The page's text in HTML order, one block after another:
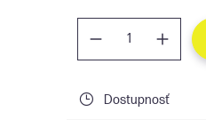
Dostupnosť